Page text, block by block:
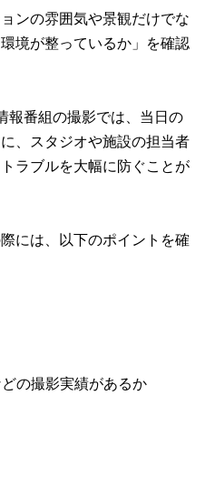
ンの雰囲気や景観だけでな
境が整っているか」を確認
報番組の撮影では、当日の
、スタジオや施設の担当者
ラブルを大幅に防ぐことが
には、以下のポイントを確
の撮影実績があるか